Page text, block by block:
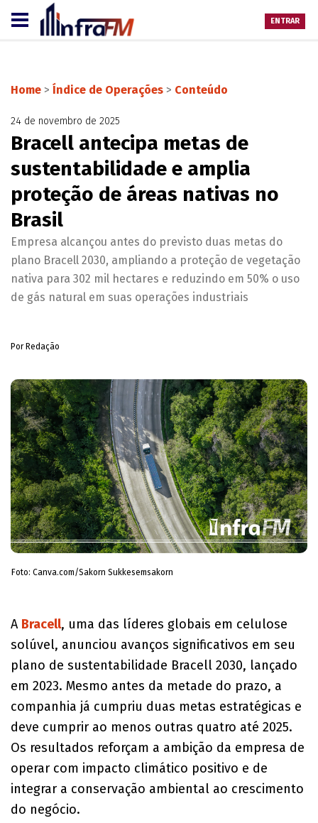
ENTRAR
Home > Índice de Operações > Conteúdo
24 de novembro de 2025
Bracell antecipa metas de
sustentabilidade e amplia
proteção de áreas nativas no
Brasil
Empresa alcançou antes do previsto duas metas do
plano Bracell 2030, ampliando a proteção de vegetação
nativa para 302 mil hectares e reduzindo em 50% o uso
de gás natural em suas operações industriais
Por Redação
Foto: Canva.com/Sakorn Sukkesemsakorn
A Bracell, uma das líderes globais em celulose
solúvel, anunciou avanços significativos em seu
plano de sustentabilidade Bracell 2030, lançado
em 2023. Mesmo antes da metade do prazo, a
companhia já cumpriu duas metas estratégicas e
deve cumprir ao menos outras quatro até 2025.
Os resultados reforçam a ambição da empresa de
operar com impacto climático positivo e de
integrar a conservação ambiental ao crescimento
do negócio.